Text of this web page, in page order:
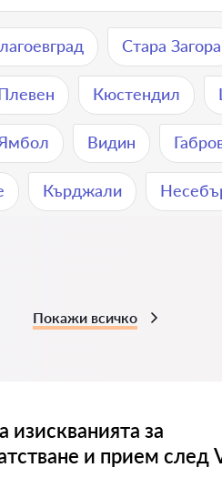
Стара Загора
Кюстендил
Видин
Кърджали
Покажи всичко
изискванията за
и прием след